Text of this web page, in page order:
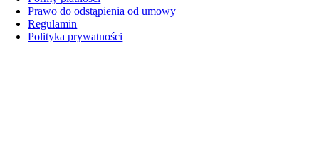
Prawo do odstąpienia od umowy
Regulamin
Polityka prywatności